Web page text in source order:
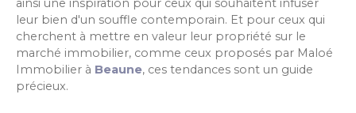
ainsi une inspiration pour ceux qui souhaitent infuser
leur bien d'un souffle contemporain. Et pour ceux qui
cherchent à mettre en valeur leur propriété sur le
marché immobilier, comme ceux proposés par Maloé
Immobilier à Beaune, ces tendances sont un guide
précieux.